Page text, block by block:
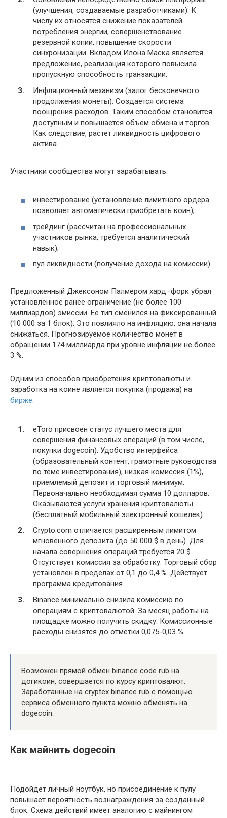
(улучшения, создаваемые разработчиками). К
числу их относятся снижение показателей
потребления энергии, совершенствование
резервной копии, повышение скорости
синхронизации. Вкладом Илона Маска является
предложение, реализация которого повысила
пропускную способность транзакции.
Инфляционный механизм (залог бесконечного
продолжения монеты). Создается система
поощрения расходов. Таким способом становится
доступным и повышается объем обмена и торгов.
Как следствие, растет ликвидность цифрового
актива.
Участники сообщества могут зарабатывать.
инвестирование (установление лимитного ордера
позволяет автоматически приобретать коин);
трейдинг (рассчитан на профессиональных
участников рынка, требуется аналитический
навык);
пул ликвидности (получение дохода на комиссии).
Предложенный Джексоном Палмером хард–форк убрал
установленное ранее ограничение (не более 100
миллиардов) эмиссии. Ее тип сменился на фиксированный
(10 000 за 1 блок). Это повлияло на инфляцию, она начала
снижаться. Прогнозируемое количество монет в
обращении 174 миллиарда при уровне инфляции не более
3 %.
Одним из способов приобретения криптовалюты и
заработка на коине является покупка (продажа) на
бирже.
eToro присвоен статус лучшего места для
совершения финансовых операций (в том числе,
покупки dogecoin). Удобство интерфейса
(образовательный контент, грамотные руководства
по теме инвестирования), низкая комиссия (1%),
приемлемый депозит и торговый минимум.
Первоначально необходимая сумма 10 долларов.
Оказываются услуги хранения криптовалюты
(бесплатный мобильный электронный кошелек).
Crypto.com отличается расширенным лимитом
мгновенного депозита (до 50 000 $ в день). Для
начала совершения операций требуется 20 $.
Отсутствует комиссия за обработку. Торговый сбор
установлен в пределах от 0,1 до 0,4 %. Действует
программа кредитования.
Binance минимально снизила комиссию по
операциям с криптовалютой. За месяц работы на
площадке можно получить скидку. Комиссионные
расходы снизятся до отметки 0,075-0,03 %.
Возможен прямой обмен binance code rub на
догикоин, совершается по курсу криптовалют.
Заработанные на cryptex binance rub с помощью
сервиса обменного пункта можно обменять на
dogecoin.
Как майнить dogecoin
Подойдет личный ноутбук, но присоединение к пулу
повышает вероятность вознаграждения за созданный
блок. Схема действий имеет аналогию с майнингом